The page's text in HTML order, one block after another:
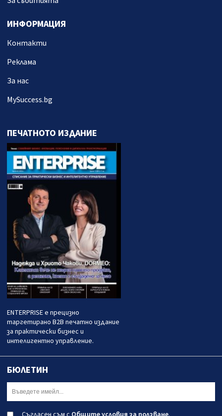
ИНФОРМАЦИЯ
Контакти
Реклама
За нас
MySuccess.bg
ПЕЧАТНОТО ИЗДАНИЕ
ENTERPRISE е прецизно
таргетирано B2B печатно издание
за практически бизнес и
интелигентно управление.
БЮЛЕТИН